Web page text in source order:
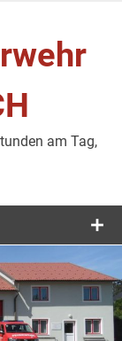
am Tag,